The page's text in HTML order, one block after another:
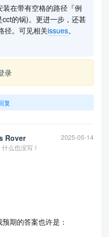
在带有空格的路径『例
的锅)。更进一步，还甚
径。可见相关issues。
录
复
Rover
2025-05-14
么也没写！
期的答案也许是：